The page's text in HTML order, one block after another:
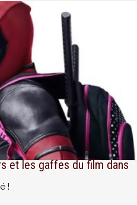
et les gaffes du film dans
!